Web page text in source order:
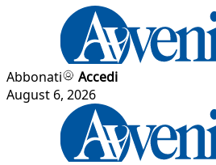
Abbonati
Accedi
August 6, 2026